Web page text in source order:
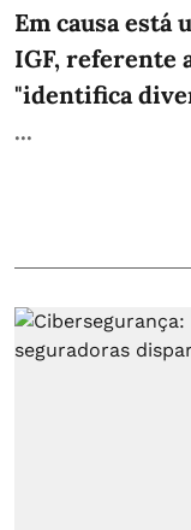
Em causa
IGF, referente
"identifica
...